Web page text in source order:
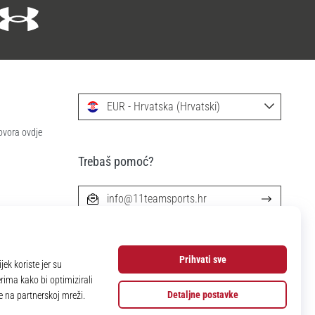
ovdje
EUR - Hrvatska (Hrvatski)
Trebaš pomoć?
info@11teamsports.hr